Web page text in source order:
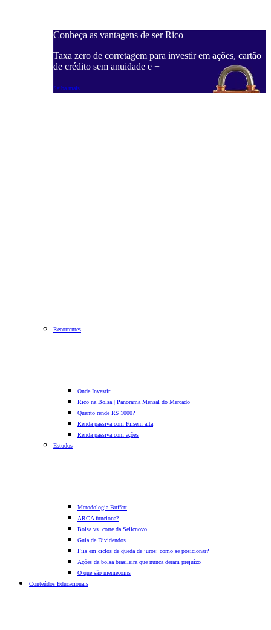
Conheça as vantagens de ser Rico
Taxa zero de corretagem para investir em ações, cartão
de crédito sem anuidade e +
Saiba mais
Recorrentes
Onde Investir
Rico na Bolsa | Panorama Mensal do Mercado
Quanto rende R$ 1000?
Renda passiva com Fiisem alta
Renda passiva com ações
Estudos
Metodologia Buffett
ARCA funciona?
Bolsa vs. corte da Selicnovo
Guia de Dividendos
Fiis em ciclos de queda de juros: como se posicionar?
Ações da bolsa brasileira que nunca deram prejuízo
O que são memecoins
Conteúdos Educacionais